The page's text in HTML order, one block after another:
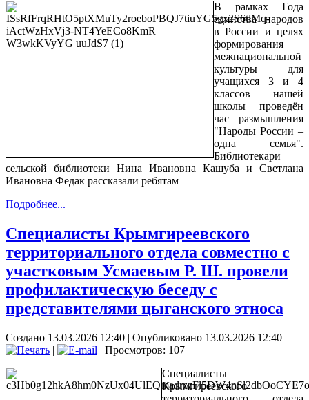
В рамках Года
единства народов
в России и целях
формирования
межнациональной
культуры для
учащихся 3 и 4
классов нашей
школы проведён
час размышления
"Народы России –
одна семья".
Библиотекари
сельской библиотеки Нина Ивановна Кашуба и Светлана
Ивановна Федак рассказали ребятам
Подробнее...
Специалисты Крымгиреевского
территориального отдела совместно с
участковым Усмаевым Р. Ш. провели
профилактическую беседу с
представителями цыганского этноса
Создано 13.03.2026 12:40 | Опубликовано 13.03.2026 12:40 |
|
| Просмотров: 107
Специалисты
Крымгиреевского